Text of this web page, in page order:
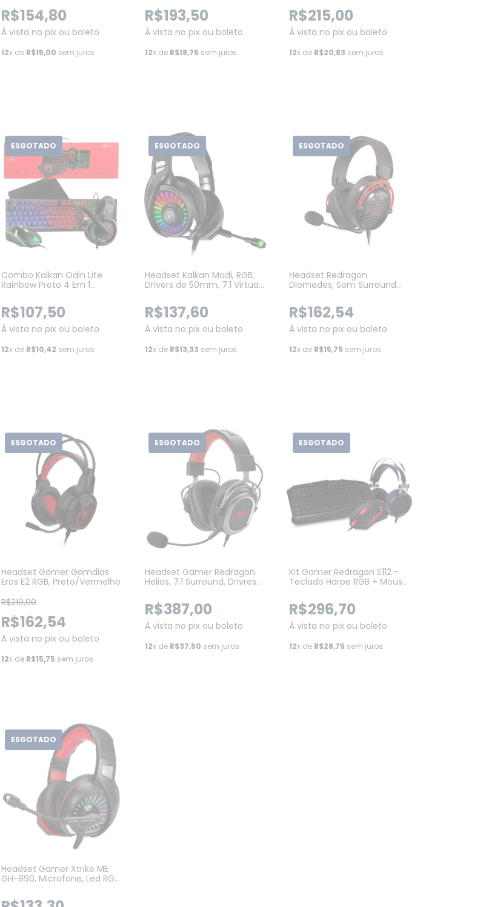
R$154,80
Á vista no pix ou boleto
12x de R$15,00 sem juros
(H320W-RGB)
R$193,50
Á vista no pix ou boleto
12x de R$18,75 sem juros
R$215,00
Á vista no pix ou boleto
12x de R$20,83 sem juros
ESGOTADO
Combo Kalkan Odin Lite
Rainbow Preto 4 Em 1
+ Mousepad (KLK00060)
R$107,50
Á vista no pix ou boleto
12x de R$10,42 sem juros
ESGOTADO
Headset Kalkan Modi, RGB,
Drivers de 50mm, 7.1 Virtual
R$137,60
Á vista no pix ou boleto
12x de R$13,33 sem juros
ESGOTADO
Headset Redragon
Diomedes, Som Surround
(H388)
R$162,54
Á vista no pix ou boleto
12x de R$15,75 sem juros
ESGOTADO
Headset Gamer Gamdias
Eros E2 RGB, Preto/Vermelho
R$210,00
R$162,54
Á vista no pix ou boleto
12x de R$15,75 sem juros
ESGOTADO
Headset Gamer Redragon
Helios, 7.1 Surround, Drivres
R$387,00
Á vista no pix ou boleto
12x de R$37,50 sem juros
ESGOTADO
Kit Gamer Redragon S112 -
Teclado Harpe RGB + Mouse
Scylla + Mousepad Gamer
R$296,70
Á vista no pix ou boleto
12x de R$28,75 sem juros
ESGOTADO
Headset Gamer Xtrike ME
GH-890, Microfone, Led RGB,